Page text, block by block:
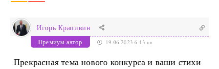
Игорь Крапивин
Премиум-автор 19.06.2023 6:13 пп
Прекрасная тема нового конкурса и ваши стихи